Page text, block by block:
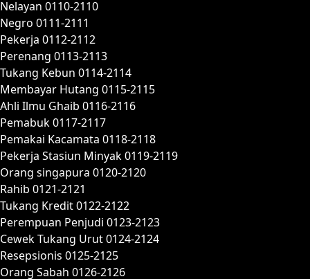
Nelayan 0110-2110
Negro 0111-2111
Pekerja 0112-2112
Perenang 0113-2113
Tukang Kebun 0114-2114
Membayar Hutang 0115-2115
Ahli Ilmu Ghaib 0116-2116
Pemabuk 0117-2117
Pemakai Kacamata 0118-2118
Pekerja Stasiun Minyak 0119-2119
Orang singapura 0120-2120
Rahib 0121-2121
Tukang Kredit 0122-2122
Perempuan Penjudi 0123-2123
Cewek Tukang Urut 0124-2124
Resepsionis 0125-2125
Orang Sabah 0126-2126